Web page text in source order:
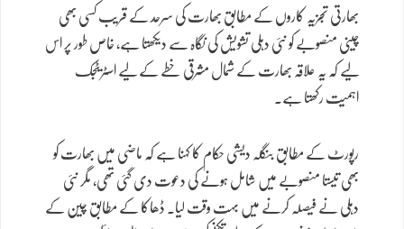
بھارتی تجزیہ کاروں کے مطابق بھارت کی سرحد کے قریب کسی بھی
چینی منصوبے کو نئی دہلی تشویش کی نگاہ سے دیکھتا ہے، خاص طور پر اس
لیے کہ یہ علاقہ بھارت کے شمال مشرقی خطے کے لیے اسٹریٹجک
اہمیت رکھتا ہے۔
رپورٹ کے مطابق بنگلہ دیشی حکام کا کہنا ہے کہ ماضی میں بھارت کو
بھی تیستا منصوبے میں شامل ہونے کی دعوت دی گئی تھی، مگر نئی
دہلی نے فیصلہ کرنے میں بہت وقت لیا۔ ڈھاکا کے مطابق چین کے